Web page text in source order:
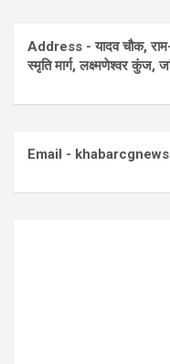
Address - यादव चौक, राम-
स्मृति मार्ग, लक्ष्मणेश्वर कुंज,
Email -